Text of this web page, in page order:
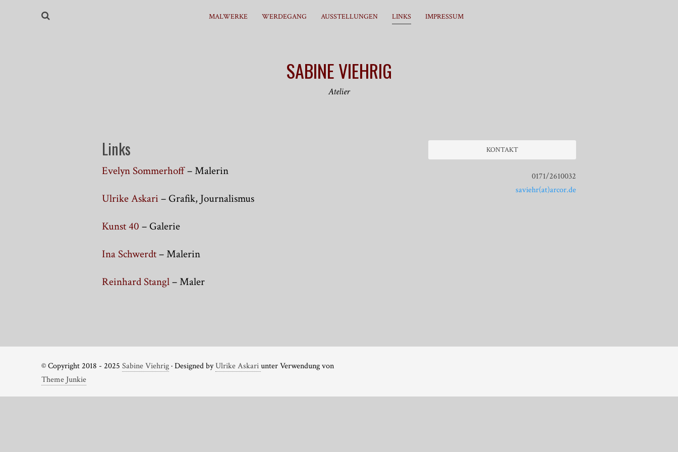
MALWERKE WERDEGANG AUSSTELLUNGEN LINKS IMPRESSUM
SABINE VIEHRIG
Atelier
Links
Evelyn Sommerhoff– Malerin
Ulrike Askari – Grafik, Journalismus
Kunst 40 – Galerie
Ina Schwerdt– Malerin
Reinhard Stangl– Maler
KONTAKT
0171/2610032
saviehr(at)arcor.de
© Copyright 2018 - 2025 Sabine Viehrig· Designed byUlrike Askariunter Verwendung von
Theme Junkie